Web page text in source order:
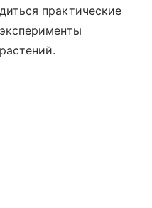
практические